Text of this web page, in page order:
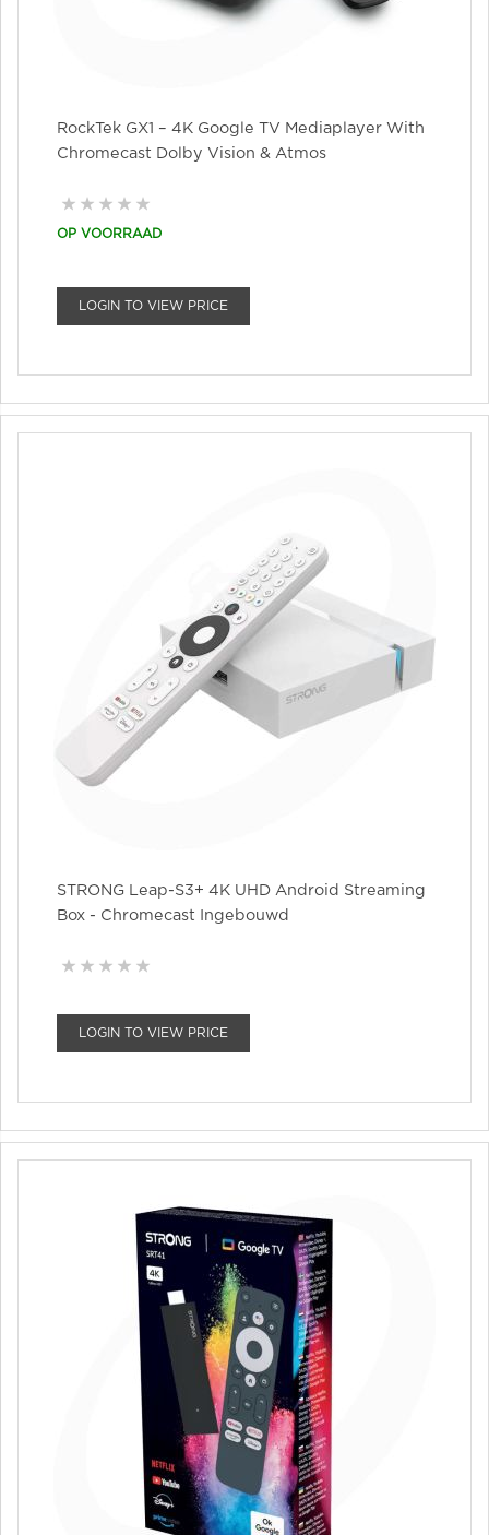
RockTek GX1 – 4K Google TV Mediaplayer With
Chromecast Dolby Vision & Atmos
OP VOORRAAD
LOGIN TO VIEW PRICE
STRONG Leap-S3+ 4K UHD Android Streaming
Box - Chromecast Ingebouwd
LOGIN TO VIEW PRICE